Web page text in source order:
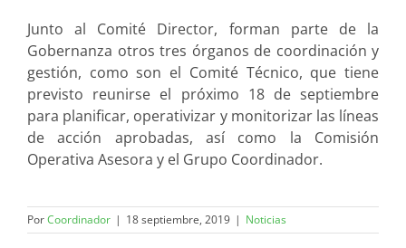
Junto al Comité Director, forman parte de la
Gobernanza otros tres órganos de coordinación y
gestión, como son el Comité Técnico, que tiene
previsto reunirse el próximo 18 de septiembre
para planificar, operativizar y monitorizar las líneas
de acción aprobadas, así como la Comisión
Operativa Asesora y el Grupo Coordinador.
PorCoordinador | 18 septiembre, 2019 | Noticias